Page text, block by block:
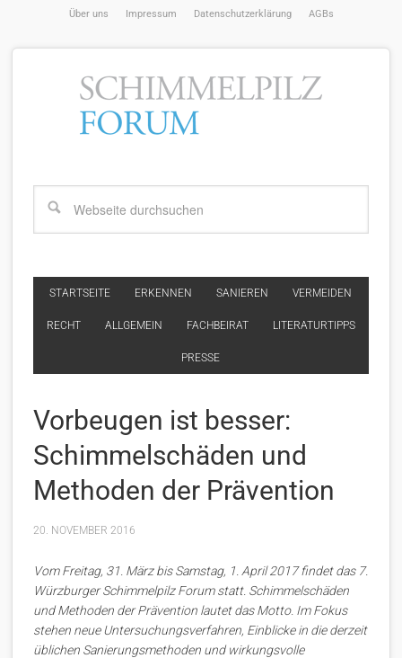
Über uns Impressum Datenschutzerklärung AGBs
STARTSEITE ERKENNEN SANIEREN VERMEIDEN
RECHT ALLGEMEIN FACHBEIRAT LITERATURTIPPS
PRESSE
Vorbeugen ist besser:
Schimmelschäden und
Methoden der Prävention
20. NOVEMBER 2016
Vom Freitag, 31. März bis Samstag, 1. April 2017 findet das 7.
Würzburger Schimmelpilz Forum statt. Schimmelschäden
und Methoden der Prävention lautet das Motto. Im Fokus
stehen neue Untersuchungsverfahren, Einblicke in die derzeit
üblichen Sanierungsmethoden und wirkungsvolle